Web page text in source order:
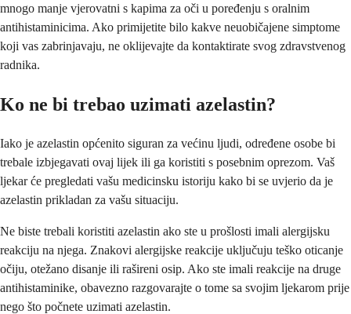
mnogo manje vjerovatni s kapima za oči u poređenju s oralnim
antihistaminicima. Ako primijetite bilo kakve neuobičajene simptome
koji vas zabrinjavaju, ne oklijevajte da kontaktirate svog zdravstvenog
radnika.
Ko ne bi trebao uzimati azelastin?
Iako je azelastin općenito siguran za većinu ljudi, određene osobe bi
trebale izbjegavati ovaj lijek ili ga koristiti s posebnim oprezom. Vaš
ljekar će pregledati vašu medicinsku istoriju kako bi se uvjerio da je
azelastin prikladan za vašu situaciju.
Ne biste trebali koristiti azelastin ako ste u prošlosti imali alergijsku
reakciju na njega. Znakovi alergijske reakcije uključuju teško oticanje
očiju, otežano disanje ili rašireni osip. Ako ste imali reakcije na druge
antihistaminike, obavezno razgovarajte o tome sa svojim ljekarom prije
nego što počnete uzimati azelastin.